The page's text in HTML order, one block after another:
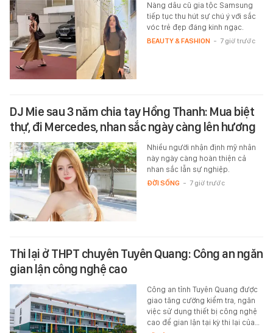
Nàng dâu cũ gia tộc Samsung
tiếp tục thu hút sự chú ý với sắc
vóc trẻ đẹp đáng kinh ngạc.
BEAUTY & FASHION - 7 giờ trước
DJ Mie sau 3 năm chia tay Hồng Thanh: Mua biệt
thự, đi Mercedes, nhan sắc ngày càng lên hương
Nhiều người nhận định mỹ nhân
này ngày càng hoàn thiện cả
nhan sắc lẫn sự nghiệp.
ĐỜI SỐNG - 7 giờ trước
Thi lại ở THPT chuyên Tuyên Quang: Công an ngăn
gian lận công nghệ cao
Công an tỉnh Tuyên Quang được
giao tăng cường kiểm tra, ngăn
việc sử dụng thiết bị công nghệ
cao để gian lận tại kỳ thi lại của…